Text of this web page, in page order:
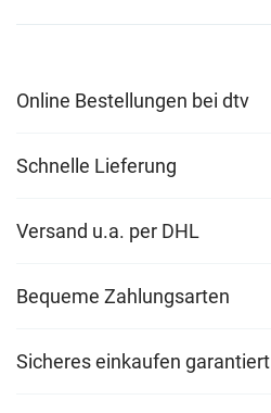
Online Bestellungen bei dtv
Schnelle Lieferung
Versand u.a. per DHL
Bequeme Zahlungsarten
Sicheres einkaufen garantiert